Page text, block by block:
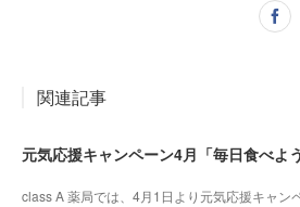
関連記事
class A 薬局では、4月1日より元気応援キャン